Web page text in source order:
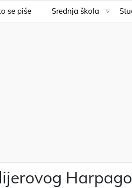
se piše Srednja škola